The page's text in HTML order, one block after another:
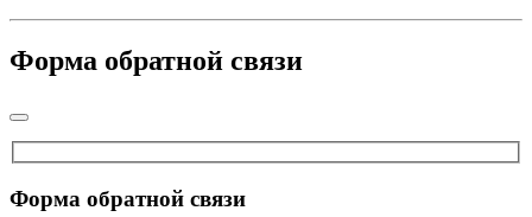
Форма обратной связи
Форма обратной связи